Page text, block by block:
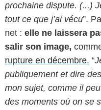
prochaine dispute. (...)
tout ce que j’ai vécu”.
net : elle ne laissera
salir son image,
rupture en décembre. “
publiquement et dire
mon sujet, comme il
des moments où on se